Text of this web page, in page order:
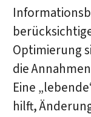
Optimierung
die
Eine
hilft,